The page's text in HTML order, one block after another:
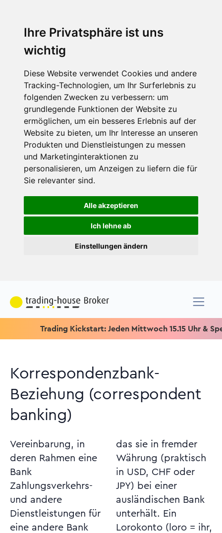
Ihre Privatsphäre ist uns
wichtig
Diese Website verwendet Cookies und andere
Tracking-Technologien, um Ihr Surferlebnis zu
folgenden Zwecken zu verbessern: um
grundlegende Funktionen der Website zu
ermöglichen, um ein besseres Erlebnis auf der
Website zu bieten, um Ihr Interesse an unseren
Produkten und Dienstleistungen zu messen
und Marketinginteraktionen zu
personalisieren, um Anzeigen zu liefern die für
Sie relevanter sind.
Alle akzeptieren
Ich lehne ab
Einstellungen ändern
Trading Kickstart: Jeden Mittwoch 15.15 Uhr & Speziell
Korrespondenzbank-
Beziehung (correspondent
banking)
Vereinbarung, in
deren Rahmen eine
Bank
Zahlungsverkehrs-
und andere
Dienstleistungen für
eine andere Bank
das sie in fremder
Währung (praktisch
in USD, CHF oder
JPY) bei einer
ausländischen Bank
unterhält. Ein
Lorokonto (loro = ihr,